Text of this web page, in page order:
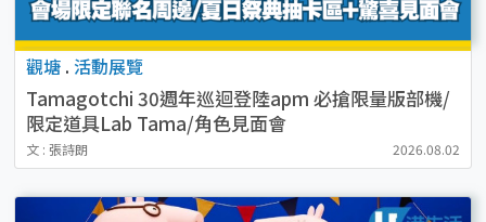
觀塘 . 活動展覽
Tamagotchi 30週年巡迴登陸apm 必搶限量版部機/
限定道具Lab Tama/角色見面會
文 : 張詩朗 2026.08.02